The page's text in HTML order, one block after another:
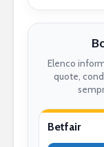
Elenco
quote,
Betfair